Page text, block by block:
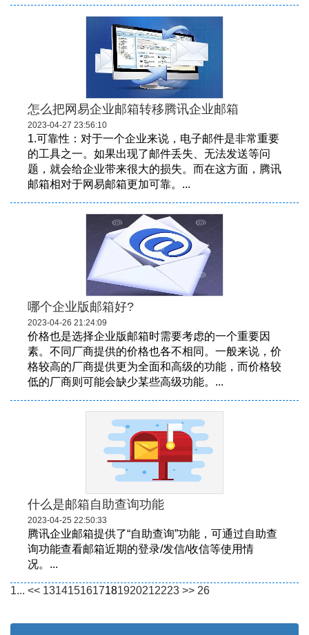
怎么把网易企业邮箱转移腾讯企业邮箱
2023-04-27 23:56:10
1.可靠性：对于一个企业来说，电子邮件是非常重要
的工具之一。如果出现了邮件丢失、无法发送等问
题，就会给企业带来很大的损失。而在这方面，腾讯
邮箱相对于网易邮箱更加可靠。...
哪个企业版邮箱好?
2023-04-26 21:24:09
价格也是选择企业版邮箱时需要考虑的一个重要因
素。不同厂商提供的价格也各不相同。一般来说，价
格较高的厂商提供更为全面和高级的功能，而价格较
低的厂商则可能会缺少某些高级功能。...
什么是邮箱自助查询功能
2023-04-25 22:50:33
腾讯企业邮箱提供了“自助查询”功能，可通过自助查
询功能查看邮箱近期的登录/发信/收信等使用情
况。...
1... << 1314151617181920212223 >> 26